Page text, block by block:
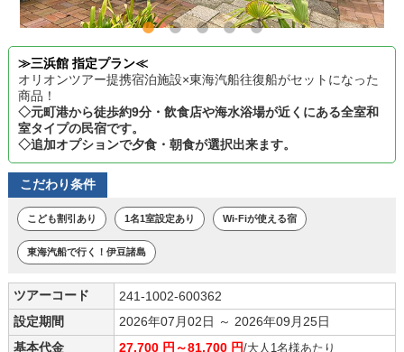
≫三浜館 指定プラン≪
オリオンツアー提携宿泊施設×東海汽船往復船がセットになった
商品！
◇元町港から徒歩約9分・飲食店や海水浴場が近くにある全室和
室タイプの民宿です。
◇追加オプションで夕食・朝食が選択出来ます。
こだわり条件
こども割引あり 1名1室設定あり Wi-Fiが使える宿
東海汽船で行く！伊豆諸島
ツアーコード
241-1002-600362
設定期間
2026年07月02日 ～ 2026年09月25日
基本代金
27,700 円～81,700 円/大人1名様あたり